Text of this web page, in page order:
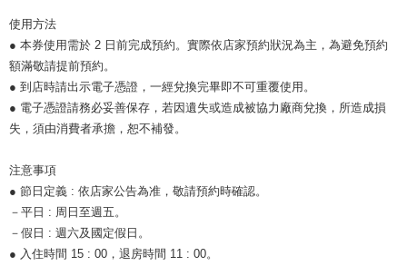
使用方法
● 本券使用需於 2 日前完成預約。實際依店家預約狀況為主，為避免預約
額滿敬請提前預約。
● 到店時請出示電子憑證，一經兌換完畢即不可重覆使用。
● 電子憑證請務必妥善保存，若因遺失或造成被協力廠商兌換，所造成損
失，須由消費者承擔，恕不補發。
注意事項
● 節日定義 : 依店家公告為准，敬請預約時確認。
－平日 : 周日至週五。
－假日 : 週六及國定假日。
● 入住時間 15 : 00，退房時間 11 : 00。